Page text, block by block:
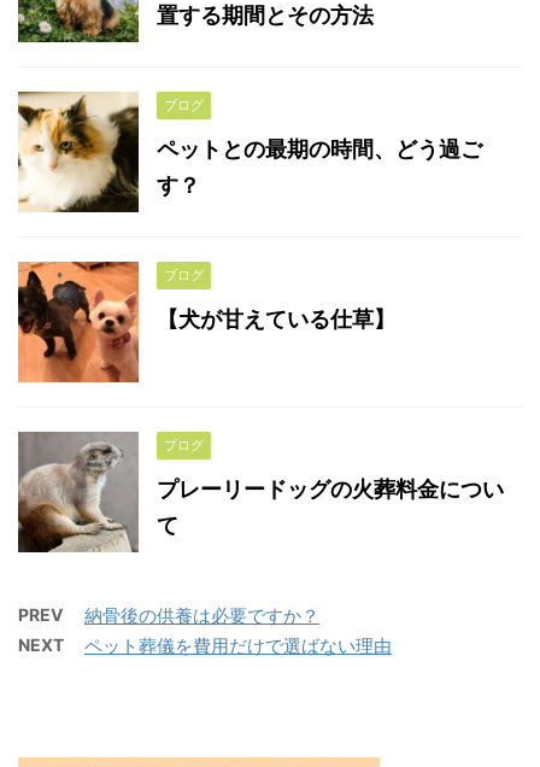
置する期間とその方法
ブログ
ペットとの最期の時間、どう過ご
す？
ブログ
【犬が甘えている仕草】
ブログ
プレーリードッグの火葬料金につい
て
PREV 納骨後の供養は必要ですか？
NEXT ペット葬儀を費用だけで選ばない理由